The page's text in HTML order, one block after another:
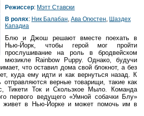
Режиссер: Мэтт Ставски
В ролях: Ник Балабан, Ава Огюстен, Шаздех
Кападиа
Блю и Джош решают вместе поехать в
Нью-Йорк, чтобы герой мог пройти
прослушивание на роль в бродвейском
мюзикле Rainbow Puppy. Однако, будучи
что оставил дома свой блокнот, а без
куда ему идти и как вернуться назад. К
верные товарищи, такие как
Тикети Ток и Скользкое Мыло. Команда
первого ведущего «Умной собачки Блу»
живет в Нью-Йорке и может помочь им в